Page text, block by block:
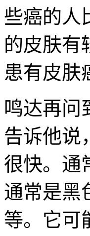
些癌的人
的皮肤有
患有皮肤
鸣达再问
告诉他说
很快。通
通常是黑
等。它可